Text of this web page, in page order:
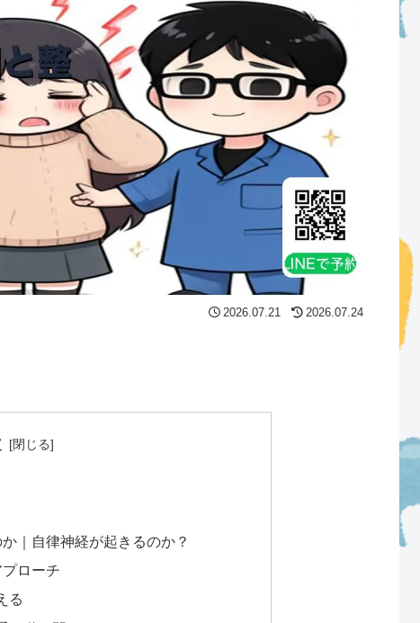
2026.07.21 2026.07.24
｜自律神経が起きるのか？
ローチ
る